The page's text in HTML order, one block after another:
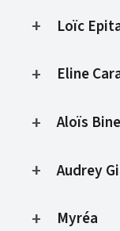
Loïc
Eline
Aloïs
Audrey
Myréa